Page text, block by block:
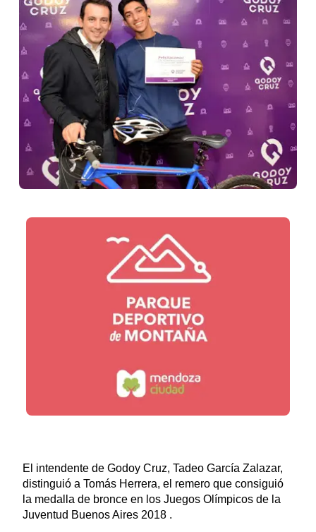
El intendente de Godoy Cruz, Tadeo García Zalazar,
distinguió a Tomás Herrera, el remero que consiguió
la medalla de bronce en los Juegos Olímpicos de la
Juventud Buenos Aires 2018 .